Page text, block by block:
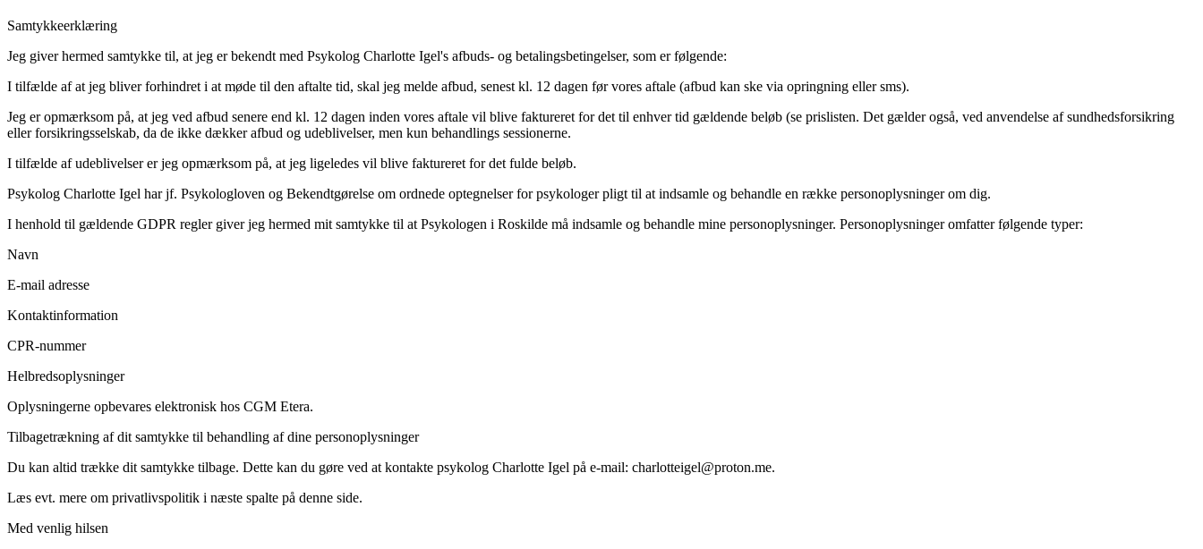
Samtykkeerklæring
Jeg giver hermed samtykke til, at jeg er bekendt med Psykolog Charlotte Igel's afbuds- og betalingsbetingelser, som er følgende:
I tilfælde af at jeg bliver forhindret i at møde til den aftalte tid, skal jeg melde afbud, senest kl. 12 dagen før vores aftale (afbud kan ske via opringning eller sms).
Jeg er opmærksom på, at jeg ved afbud senere end kl. 12 dagen inden vores aftale vil blive faktureret for det til enhver tid gældende beløb (se prislisten. Det gælder også, ved anvendelse af sundhedsforsikring
eller forsikringsselskab, da de ikke dækker afbud og udeblivelser, men kun behandlings sessionerne.
I tilfælde af udeblivelser er jeg opmærksom på, at jeg ligeledes vil blive faktureret for det fulde beløb.
Psykolog Charlotte Igel har jf. Psykologloven og Bekendtgørelse om ordnede optegnelser for psykologer pligt til at indsamle og behandle en række personoplysninger om dig.
I henhold til gældende GDPR regler giver jeg hermed mit samtykke til at Psykologen i Roskilde må indsamle og behandle mine personoplysninger. Personoplysninger omfatter følgende typer:
Navn
E-mail adresse
Kontaktinformation
CPR-nummer
Helbredsoplysninger
Oplysningerne opbevares elektronisk hos CGM Etera.
Tilbagetrækning af dit samtykke til behandling af dine personoplysninger
Du kan altid trække dit samtykke tilbage. Dette kan du gøre ved at kontakte psykolog Charlotte Igel på e-mail: charlotteigel@proton.me.
Læs evt. mere om privatlivspolitik i næste spalte på denne side.
Med venlig hilsen